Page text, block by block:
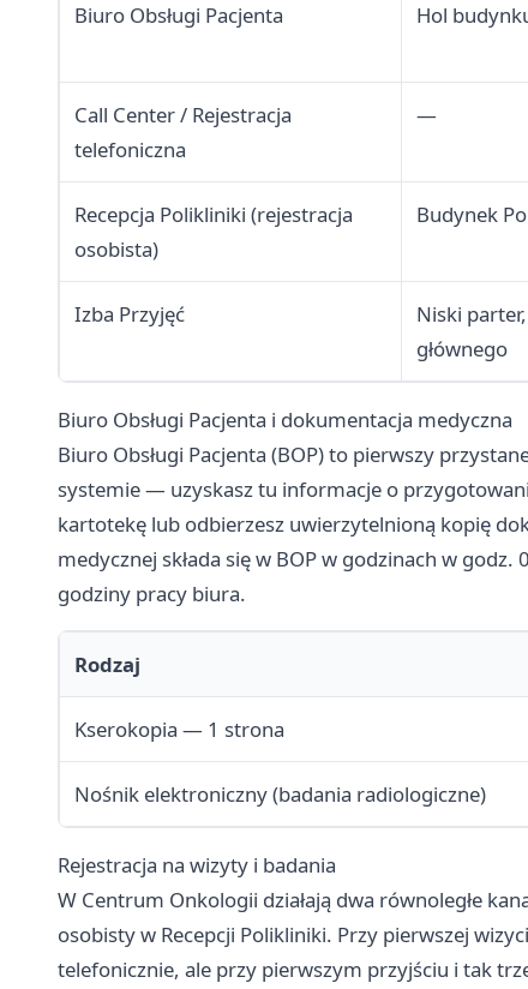
Biuro Obsługi Pacjenta Hol
Call Center / Rejestracja
telefoniczna
—
Recepcja Polikliniki (rejestracja
osobista)
Budynek
Izba Przyjęć
Niski
głównego
Biuro Obsługi Pacjenta i dokumentacja medyczna
Biuro Obsługi Pacjenta (BOP) to pierwszy
systemie — uzyskasz tu informacje o
kartotekę lub odbierzesz uwierzytelnioną kopię
medycznej składa się w BOP w godzinach w
godziny pracy biura.
Rodzaj
Kserokopia — 1 strona
Nośnik elektroniczny (badania radiologiczne)
Rejestracja na wizyty i badania
W Centrum Onkologii działają dwa równoległe
osobisty w Recepcji Polikliniki. Przy pierwszej
telefonicznie, ale przy pierwszym przyjściu i tak